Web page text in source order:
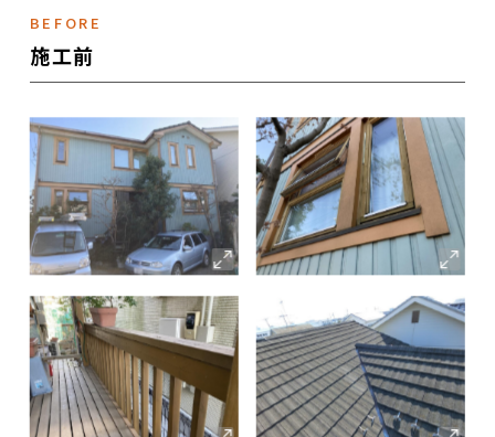
BEFORE
施工前